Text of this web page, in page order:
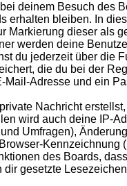
deinem Besuch des
erhalten bleiben. In
Markierung dieser als
werden deine
du jederzeit über die
die du bei der
Adresse und ein
Nachricht
wird auch deine IP-
Umfragen),
Kennzeichnung
des Boards,
gesetzte